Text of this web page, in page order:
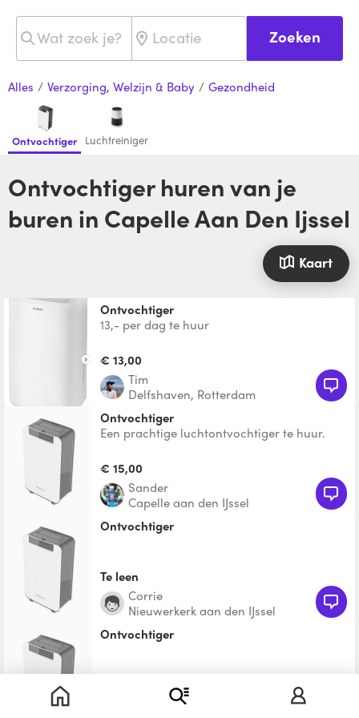
Zoeken
Alles / Verzorging, Welzijn & Baby / Gezondheid
Ontvochtiger Luchtreiniger
Ontvochtiger huren van je
buren in Capelle Aan Den Ijssel
Kaart
Ontvochtiger
13,- per dag te huur
€ 13,00
Tim
Delfshaven, Rotterdam
Ontvochtiger
Een prachtige luchtontvochtiger te huur.
van lekkage had
€ 15,00
Sander
Capelle aan den IJssel
Ontvochtiger
Te leen
corrie
Nieuwerkerk aan den IJssel
Ontvochtiger